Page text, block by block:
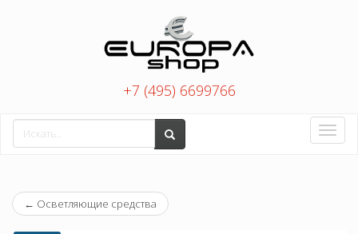
+7 (495) 6699766
Toggle
← Осветляющие средства